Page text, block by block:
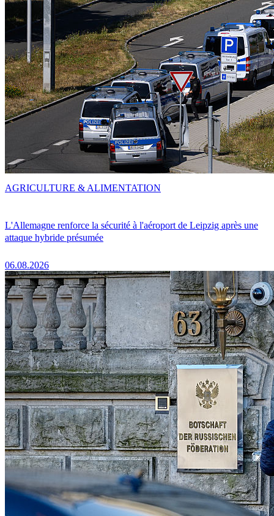
L'Allemagne renforce la sécurité à l'aéroport de Leipzig après une
attaque hybride présumée
06.08.2026
AGRICULTURE & ALIMENTATION